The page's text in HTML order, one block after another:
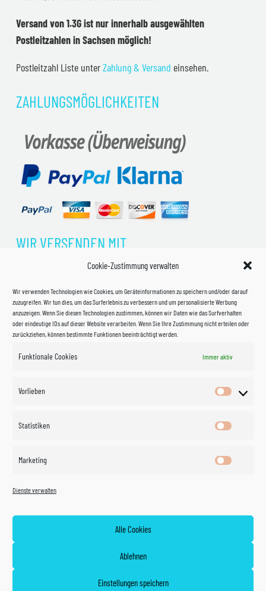
Cookie-Zustimmung verwalten
Wir verwenden Technologien wie Cookies, um Geräteinformationen zu speichern und/oder darauf
zuzugreifen. Wir tun dies, um das Surferlebnis zu verbessern und um personalisierte Werbung
anzuzeigen. Wenn Sie diesen Technologien zustimmen, können wir Daten wie das Surfverhalten
oder eindeutige IDs auf dieser Website verarbeiten. Wenn Sie Ihre Zustimmung nicht erteilen oder
zurückziehen, können bestimmte Funktionen beeinträchtigt werden.
Funktionale Cookies Immer aktiv
Vorlieben
Vorlieben
Statistiken
Marketing
Dienste verwalten
Alle Cookies
Ablehnen
Einstellungen speichern
Versand von 1.3G ist nur innerhalb ausgewählten
Postleitzahlen in Sachsen möglich!
Postleitzahl Liste unterZahlung & Versand einsehen.
ZAHLUNGSMÖGLICHKEITEN
WIR VERSENDEN MIT
©